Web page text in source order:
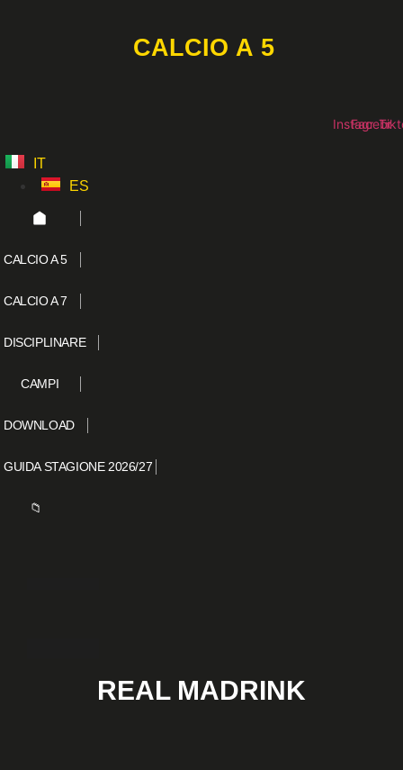
CALCIO A 5
Instagram
IT
ES
CALCIO A 5
CALCIO A 7
DISCIPLINARE
CAMPI
DOWNLOAD
GUIDA STAGIONE 2026/27
📁
REAL MADRINK